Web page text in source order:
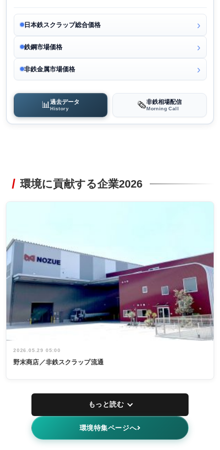
日本鉄スクラップ総合価格
鉄鋼市場価格
非鉄金属市場価格
📊過去データ
History 🗞️非鉄相場配信
Morning Call
環境に貢献する企業2026
2026.05.29 05:00
野末商店／非鉄スクラップ流通
もっと読む
環境特集ページへ